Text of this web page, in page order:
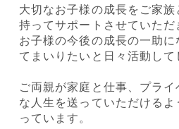
大切なお子様の成長をご家
持ってサポートさせていただ
お子様の今後の成長の一助
てまいりたいと日々活動して
ご両親が家庭と仕事、プラ
な人生を送っていただける
っています。